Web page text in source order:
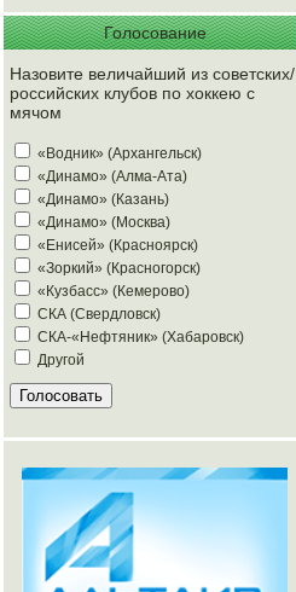
Голосование
Назовите величайший из советских/
российских клубов по хоккею с
мячом
«Водник» (Архангельск)
«Динамо» (Алма-Ата)
«Динамо» (Казань)
«Динамо» (Москва)
«Енисей» (Красноярск)
«Зоркий» (Красногорск)
«Кузбасс» (Кемерово)
СКА (Свердловск)
СКА-«Нефтяник» (Хабаровск)
Другой